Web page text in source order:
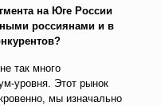
на Юге России
россиянами и в
так много
уровня. Этот рынок
мы изначально